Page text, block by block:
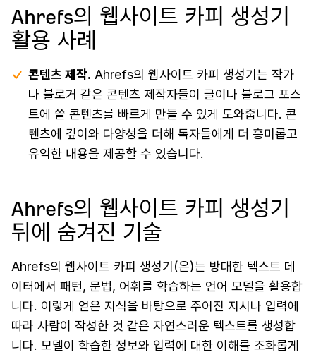
Ahrefs의 웹사이트 카피 생성기
활용 사례
콘텐츠 제작. Ahrefs의 웹사이트 카피 생성기는 작가
나 블로거 같은 콘텐츠 제작자들이 글이나 블로그 포스
트에 쓸 콘텐츠를 빠르게 만들 수 있게 도와줍니다. 콘
텐츠에 깊이와 다양성을 더해 독자들에게 더 흥미롭고
유익한 내용을 제공할 수 있습니다.
Ahrefs의 웹사이트 카피 생성기
뒤에 숨겨진 기술
Ahrefs의 웹사이트 카피 생성기(은)는 방대한 텍스트 데
이터에서 패턴, 문법, 어휘를 학습하는 언어 모델을 활용합
니다. 이렇게 얻은 지식을 바탕으로 주어진 지시나 입력에
따라 사람이 작성한 것 같은 자연스러운 텍스트를 생성합
니다. 모델이 학습한 정보와 입력에 대한 이해를 조화롭게